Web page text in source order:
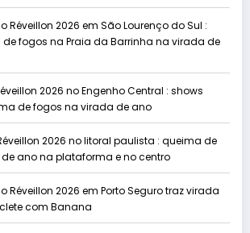
Réveillon 2026 em São Lourenço do Sul :
fogos na Praia da Barrinha na virada de
2026 no Engenho Central : shows
de fogos na virada de ano
2026 no litoral paulista : queima de
ano na plataforma e no centro
Réveillon 2026 em Porto Seguro traz virada
com Banana